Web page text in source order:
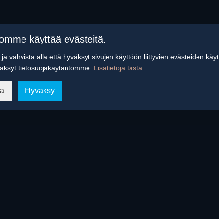
– Tunnelmallinen ilta
käyttää evästeitä.
ja vahvista alla että hyväksyt sivujen käyttöön liittyvien evästeiden
tietosuojakäytäntömme. Lisätietoja tästä.
Hyväksy